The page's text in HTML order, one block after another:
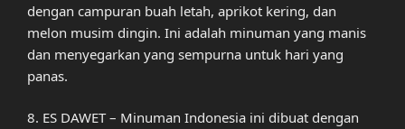
dengan campuran buah letah, aprikot kering, dan
melon musim dingin. Ini adalah minuman yang manis
dan menyegarkan yang sempurna untuk hari yang
panas.
8. ES DAWET – Minuman Indonesia ini dibuat dengan